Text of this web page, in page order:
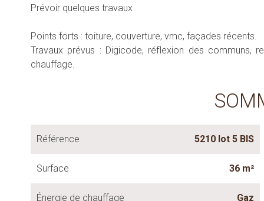
Prévoir quelques travaux
Points forts : toiture, couverture, vmc, façades récents.
Travaux prévus : Digicode, réflexion des communs,
chauffage.
Référence 5210 lot 5 BIS
Surface 36 m²
Énergie de chauffage Gaz